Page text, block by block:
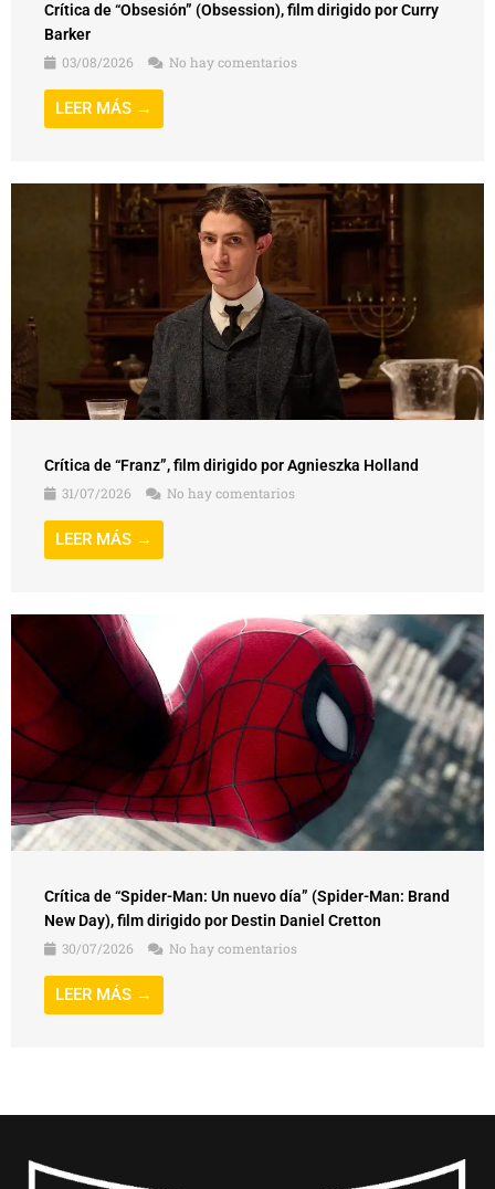
Crítica de “Obsesión” (Obsession), film dirigido por Curry
Barker
03/08/2026
No hay comentarios
LEER MÁS →
Crítica de “Franz”, film dirigido por Agnieszka Holland
31/07/2026
No hay comentarios
LEER MÁS →
Crítica de “Spider-Man: Un nuevo día” (Spider-Man: Brand
New Day), film dirigido por Destin Daniel Cretton
30/07/2026
No hay comentarios
LEER MÁS →